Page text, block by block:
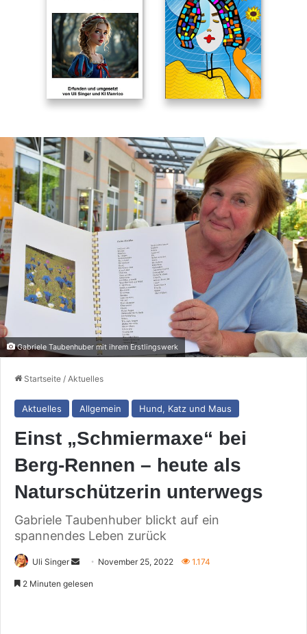
Gabriele Taubenhuber mit ihrem Erstlingswerk
Startseite / Aktuelles
Aktuelles Allgemein Hund, Katz und Maus
Einst „Schmiermaxe“ bei
Berg-Rennen – heute als
Naturschützerin unterwegs
Gabriele Taubenhuber blickt auf ein
spannendes Leben zurück
Uli Singer
SendeNovember 25, 2022 1.174
2 Minuten gelesen